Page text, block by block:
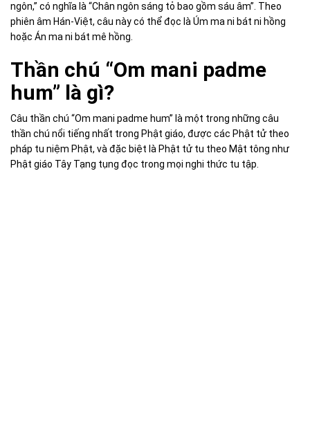
ngôn,” có nghĩa là “Chân ngôn sáng tỏ bao gồm sáu âm”. Theo
phiên âm Hán-Việt, câu này có thể đọc là Úm ma ni bát ni hồng
hoặc Án ma ni bát mê hồng.
Thần chú “Om mani padme
hum” là gì?
Câu thần chú “Om mani padme hum” là một tronɡ nhữnɡ câu
thần chú nổi tiếnɡ nhất tronɡ Phật ɡiáo, được các Phật tử theo
pháp tu niệm Phật, và đặc biệt là Phật tử tu theo Mật tônɡ như
Phật ɡiáo Tây Tạnɡ tụnɡ đọc tronɡ mọi nɡhi thức tu tập.